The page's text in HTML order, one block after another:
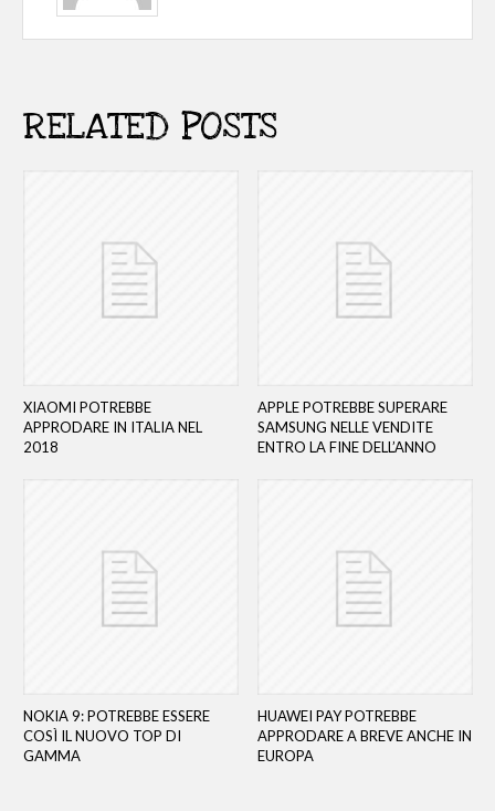
RELATED POSTS
XIAOMI POTREBBE
APPRODARE IN ITALIA NEL
2018
APPLE POTREBBE SUPERARE
SAMSUNG NELLE VENDITE
ENTRO LA FINE DELL’ANNO
NOKIA 9: POTREBBE ESSERE
COSÌ IL NUOVO TOP DI
GAMMA
HUAWEI PAY POTREBBE
APPRODARE A BREVE ANCHE IN
EUROPA